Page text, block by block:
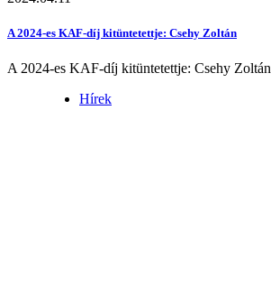
A 2024-es KAF-díj kitüntetettje: Csehy Zoltán
A 2024-es KAF-díj kitüntetettje: Csehy Zoltán
Hírek